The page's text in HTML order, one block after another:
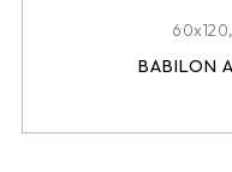
60x120,
BABILON